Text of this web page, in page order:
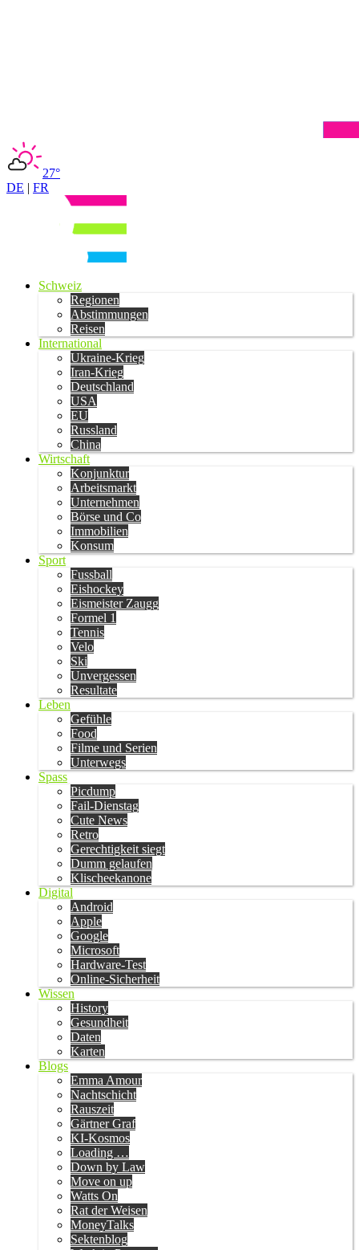
27°
DE | FR
Schweiz
Regionen
Abstimmungen
Reisen
International
Ukraine-Krieg
Iran-Krieg
Deutschland
USA
EU
Russland
China
Wirtschaft
Konjunktur
Arbeitsmarkt
Unternehmen
Börse und Co
Immobilien
Konsum
Sport
Fussball
Eishockey
Eismeister Zaugg
Formel 1
Tennis
Velo
Ski
Unvergessen
Resultate
Leben
Gefühle
Food
Filme und Serien
Unterwegs
Spass
Picdump
Fail-Dienstag
Cute News
Retro
Gerechtigkeit siegt
Dumm gelaufen
Klischeekanone
Digital
Android
Apple
Google
Microsoft
Hardware-Test
Online-Sicherheit
Wissen
History
Gesundheit
Daten
Karten
Blogs
Emma Amour
Nachtschicht
Rauszeit
Gärtner Graf
KI-Kosmos
Loading …
Down by Law
Move on up
Watts On
Rat der Weisen
MoneyTalks
Sektenblog